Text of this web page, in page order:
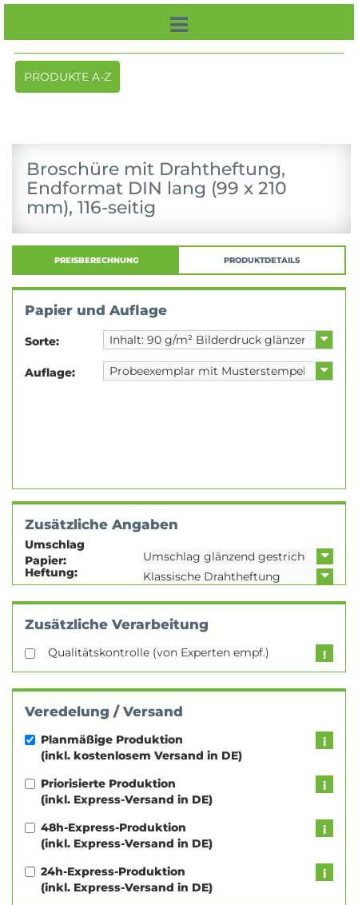
Toggle
navigation
PRODUKTE A-Z
Broschüre mit Drahtheftung,
Endformat DIN lang (99 x 210
mm), 116-seitig
PREISBERECHNUNG PRODUKTDETAILS
Papier und Auflage
Sorte:
Auflage:
Zusätzliche Angaben
Umschlag
Papier:
Heftung:
Zusätzliche Verarbeitung
Qualitätskontrolle (von Experten empf.)
Veredelung / Versand
Planmäßige Produktion
(inkl. kostenlosem Versand in DE)
Priorisierte Produktion
(inkl. Express-Versand in DE)
48h-Express-Produktion
(inkl. Express-Versand in DE)
24h-Express-Produktion
(inkl. Express-Versand in DE)